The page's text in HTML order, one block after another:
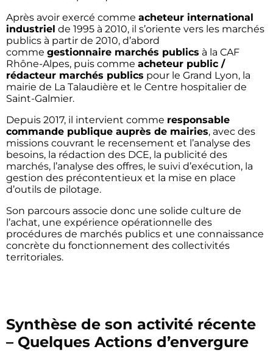
Après avoir exercé comme acheteur international
industriel de 1995 à 2010, il s’oriente vers les marchés
publics à partir de 2010, d’abord
comme gestionnaire marchés publics à la CAF
Rhône-Alpes, puis comme acheteur public /
rédacteur marchés publics pour le Grand Lyon, la
mairie de La Talaudière et le Centre hospitalier de
Saint-Galmier.
Depuis 2017, il intervient comme responsable
commande publique auprès de mairies, avec des
missions couvrant le recensement et l’analyse des
besoins, la rédaction des DCE, la publicité des
marchés, l’analyse des offres, le suivi d’exécution, la
gestion des précontentieux et la mise en place
d’outils de pilotage.
Son parcours associe donc une solide culture de
l’achat, une expérience opérationnelle des
procédures de marchés publics et une connaissance
concrète du fonctionnement des collectivités
territoriales.
Synthèse de son activité récente
– Quelques Actions d’envergure